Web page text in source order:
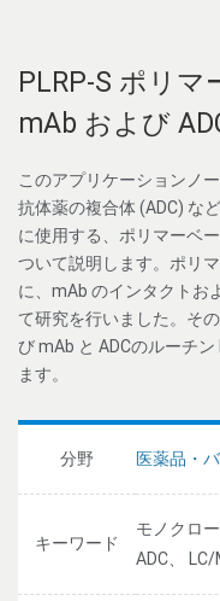
PLRP-S ポリマ
mAb および
このアプリケーションノ
抗体薬の複合体 (ADC) な
に使用する、ポリマーベ
ついて説明します。ポリ
に、mAb のインタクトお
て研究を行いました。そ
び mAb と ADCのルーチ
ます。
分野 医薬品・
キーワード
モノクロ
ADC、